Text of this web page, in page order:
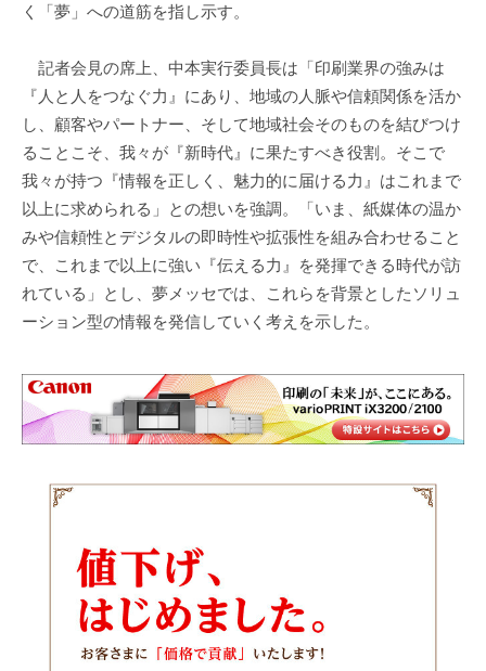
く「夢」への道筋を指し示す。
記者会見の席上、中本実行委員長は「印刷業界の強みは
『人と人をつなぐ力』にあり、地域の人脈や信頼関係を活か
し、顧客やパートナー、そして地域社会そのものを結びつけ
ることこそ、我々が『新時代』に果たすべき役割。そこで
我々が持つ『情報を正しく、魅力的に届ける力』はこれまで
以上に求められる」との想いを強調。「いま、紙媒体の温か
みや信頼性とデジタルの即時性や拡張性を組み合わせること
で、これまで以上に強い『伝える力』を発揮できる時代が訪
れている」とし、夢メッセでは、これらを背景としたソリュ
ーション型の情報を発信していく考えを示した。